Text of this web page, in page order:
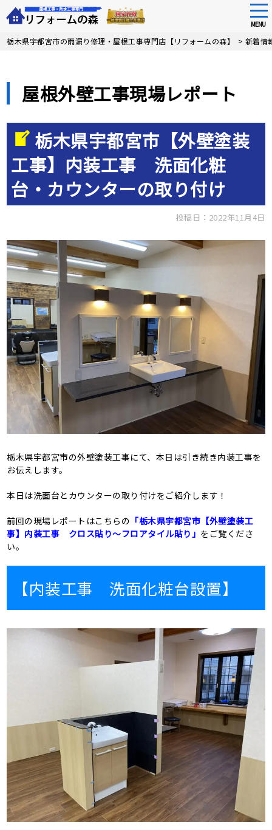
Skip
MENU
栃木県宇都宮市の雨漏り修理・屋根工事専門店【リフォームの森】 > 新着情
屋根外壁工事現場レポート
栃木県宇都宮市【外壁塗装
工事】内装工事 洗面化粧
台・カウンターの取り付け
投稿日：2022年11月4日
栃木県宇都宮市の外壁塗装工事にて、本日は引き続き内装工事を
お伝えします。
本日は洗面台とカウンターの取り付けをご紹介します！
前回の現場レポートはこちらの 「栃木県宇都宮市【外壁塗装工
事】内装工事 クロス貼り〜フロアタイル貼り」 をご覧くださ
い。
【内装工事 洗面化粧台設置】